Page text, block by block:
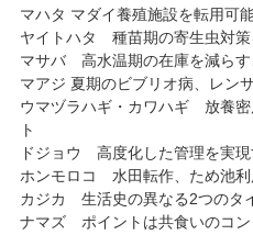
マハタ マダイ養殖施設を転用可
ヤイトハタ 種苗期の寄生虫対策
マサバ 高水温期の在庫を減らす
マアジ 夏期のビブリオ病、レン
ウマヅラハギ・カワハギ 放養
ト
ドジョウ 高度化した管理を実
ホンモロコ 水田転作、ため池利
カジカ 生活史の異なる2つのタ
ナマズ ポイントは共食いのコン